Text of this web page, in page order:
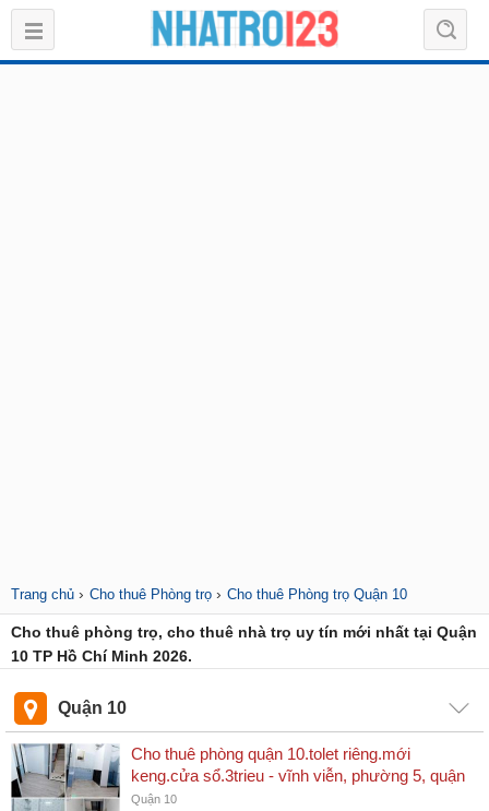
Trang chủ › Cho thuê Phòng trọ › Cho thuê Phòng trọ Quận 10
Cho thuê phòng trọ, cho thuê nhà trọ uy tín mới nhất tại Quận
10 TP Hồ Chí Minh 2026.
Quận 10
Cho thuê phòng quận 10.tolet riêng.mới
keng.cửa sổ.3trieu - vĩnh viễn, phường 5, quận
10, tphcm
Quận 10